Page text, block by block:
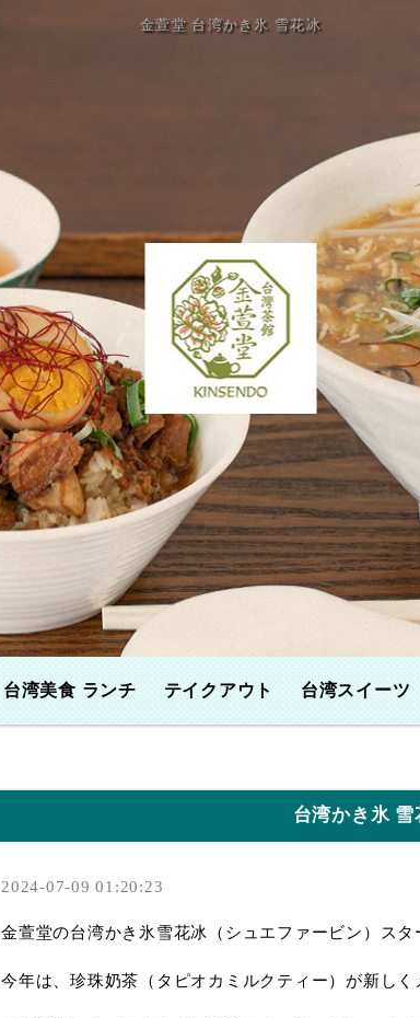
金萱堂 台湾かき氷 雪花冰
台湾美食 ランチ テイクアウト 台湾スイーツ
台湾かき氷 雪
2024-07-09 01:20:23
金萱堂の台湾かき氷雪花冰（シュエファービン）ス
今年は、珍珠奶茶（タピオカミルクティー）が新しく